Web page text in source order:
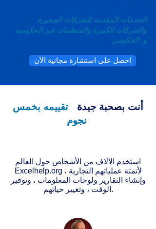
الخدمات المقدمة للشركات الصغيرة
والشركات الكبيرة والمنظمات غير الحكومية
و الحكومي
احصل على استشارة مجانية الآن
أنت بصحبة جيدة
تقييمه بخمس
نجوم
استخدم الآلاف من الأشخاص حول العالم
Excelhelp.org لأتمتة عملياتهم التجارية ،
وإنشاء التقارير ولوحات المعلومات ، وتوفير
الوقت ، وتغيير حياتهم.